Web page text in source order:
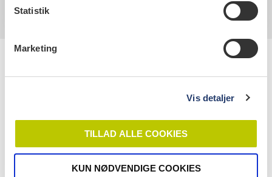
Statistik
Marketing
Vis detaljer
TILLAD ALLE COOKIES
KUN NØDVENDIGE COOKIES
Kontaktinformation
Tandlægeforeningen